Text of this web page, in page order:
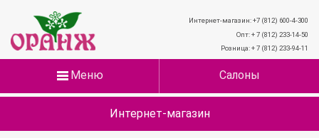
Интернет-магазин: +7 (812) 600-4-300
Опт: + 7 (812) 233-14-50
Розница: + 7 (812) 233-94-11
Меню Салоны
Интернет-магазин